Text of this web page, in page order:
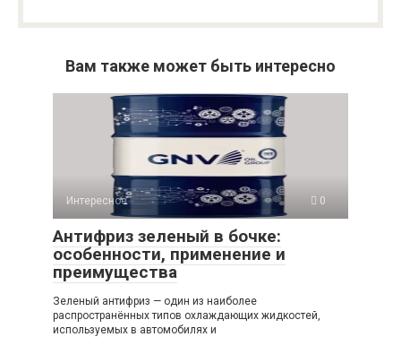
Вам также может быть интересно
Интересное 0
Антифриз зеленый в бочке:
особенности, применение и
преимущества
Зеленый антифриз — один из наиболее
распространённых типов охлаждающих жидкостей,
используемых в автомобилях и